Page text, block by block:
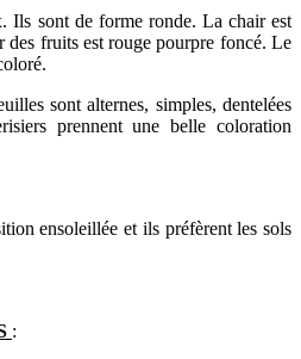
Ils sont de forme ronde. La chair est
des fruits est rouge pourpre foncé. Le
sont alternes, simples, dentelées
prennent une belle coloration
ensoleillée et ils préfèrent les sols
: